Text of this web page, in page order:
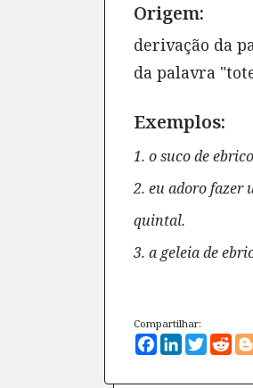
Origem:
derivação da
da palavra
Exemplos:
1. o suco de
2. eu adoro fazer
quintal.
3. a geleia de
Compartilhar:
Facebook
LinkedIn